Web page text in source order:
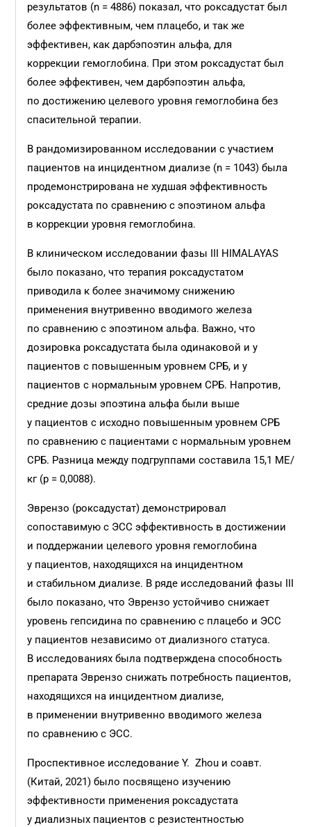
результатов (n = 4886) показал, что роксадустат был
более эффективным, чем плацебо, и так же
эффективен, как дарбэпоэтин альфа, для
коррекции гемоглобина. При этом роксадустат был
более эффективен, чем дарбэпоэтин альфа,
по достижению целевого уровня гемоглобина без
спасительной терапии.
В рандомизированном исследовании с участием
пациентов на инцидентном диализе (n = 1043) была
продемонстрирована не худшая эффективность
роксадустата по сравнению с эпоэтином альфа
в коррекции уровня гемоглобина.
В клиническом исследовании фазы III HIMALAYAS
было показано, что терапия роксадустатом
приводила к более значимому снижению
применения внутривенно вводимого железа
по сравнению с эпоэтином альфа. Важно, что
дозировка роксадустата была одинаковой и у
пациентов с повышенным уровнем СРБ, и у
пациентов с нормальным уровнем СРБ. Напротив,
средние дозы эпоэтина альфа были выше
у пациентов с исходно повышенным уровнем СРБ
по сравнению с пациентами с нормальным уровнем
СРБ. Разница между подгруппами составила 15,1 МЕ/
кг (р = 0,0088).
Эврензо (роксадустат) демонстрировал
сопоставимую с ЭСС эффективность в достижении
и поддержании целевого уровня гемоглобина
у пациентов, находящихся на инцидентном
и стабильном диализе. В ряде исследований фазы III
было показано, что Эврензо устойчиво снижает
уровень гепсидина по сравнению с плацебо и ЭСС
у пациентов независимо от диализного статуса.
В исследованиях была подтверждена способность
препарата Эврензо снижать потребность пациентов,
находящихся на инцидентном диализе,
в применении внутривенно вводимого железа
по сравнению с ЭСС.
Проспективное исследование Y. Zhou и соавт.
(Китай, 2021) было посвящено изучению
эффективности применения роксадустата
у диализных пациентов с резистентностью